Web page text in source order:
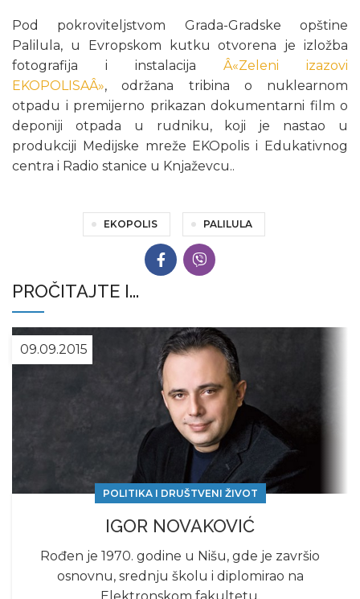
Pod pokroviteljstvom Grada-Gradske opštine
Palilula, u Evropskom kutku otvorena je izložba
fotografija i instalacija Â«Zeleni izazovi
EKOPOLISAÂ», održana tribina o nuklearnom
otpadu i premijerno prikazan dokumentarni film o
deponiji otpada u rudniku, koji je nastao u
produkciji Medijske mreže EKOpolis i Edukativnog
centra i Radio stanice u Knjaževcu..
EKOPOLIS PALILULA
PROČITAJTE I...
09.09.2015
POLITIKA I DRUŠTVENI ŽIVOT
IGOR NOVAKOVIĆ
Rođen je 1970. godine u Nišu, gde je završio
osnovnu, srednju školu i diplomirao na